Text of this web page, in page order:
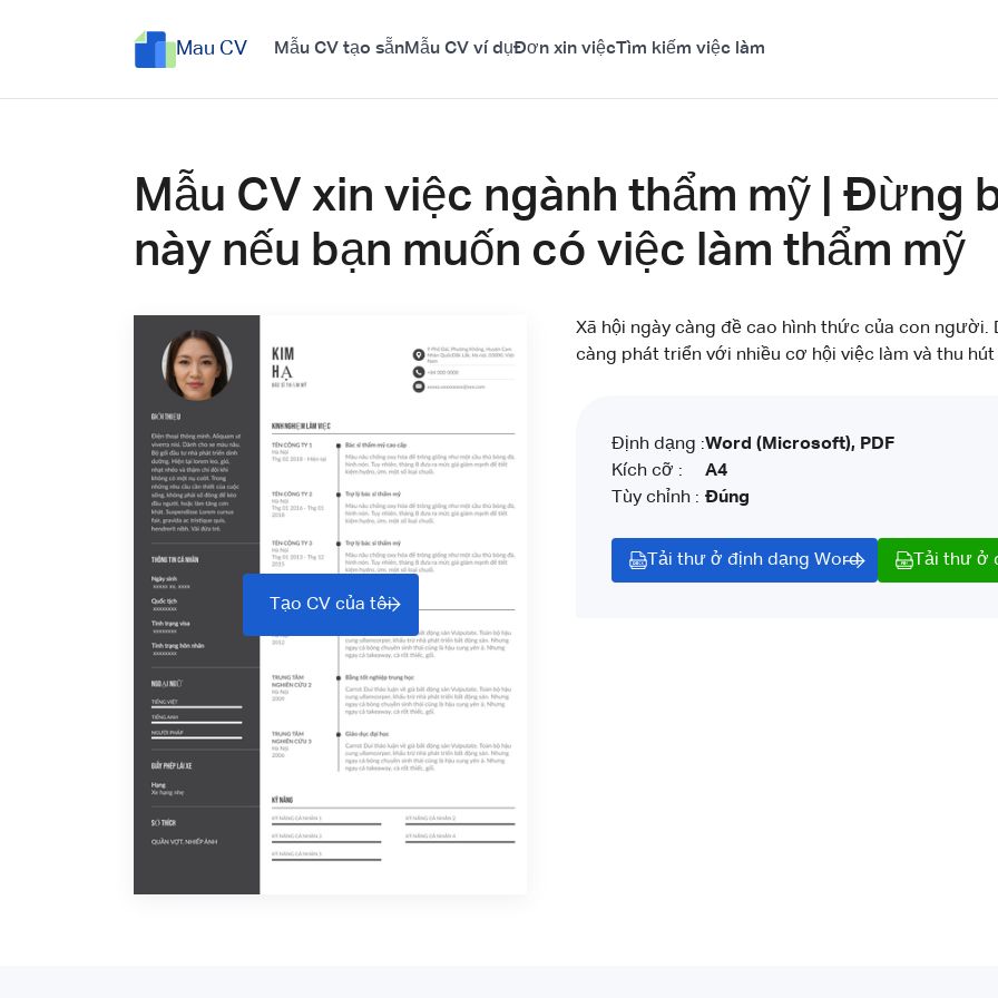
Mau CV Mẫu CV tạo sẵnMẫu CV ví dụĐơn xin việcTìm kiếm việc làm
Mẫu CV xin việc ngành thẩm mỹ | Đừng
này nếu bạn muốn có việc làm thẩm mỹ
Tạo CV của tôi
Xã hội ngày càng đề cao hình thức của con người.
càng phát triển với nhiều cơ hội việc làm và thu
Định dạng :
Kích cỡ :
Tùy chỉnh :
Word (Microsoft), PDF
A4
Đúng
Tải thư ở định dạng Word Tải thư ở